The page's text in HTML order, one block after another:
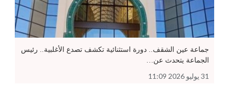
جماعة عين الشقف.. دورة استثنائية تكشف تصدع الأغلبية.. رئيس
الجماعة يتحدث عن…
31 يوليو 2026 11:09